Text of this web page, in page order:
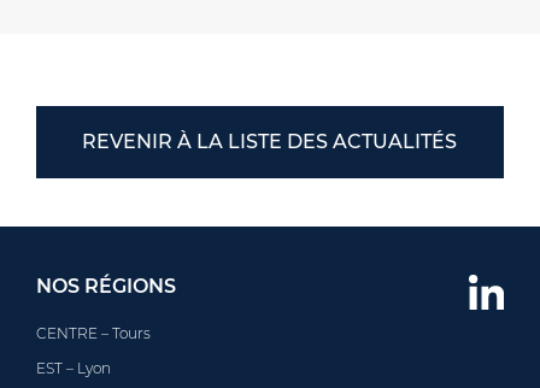
REVENIR À LA LISTE DES ACTUALITÉS
NOS RÉGIONS
CENTRE – Tours
EST – Lyon